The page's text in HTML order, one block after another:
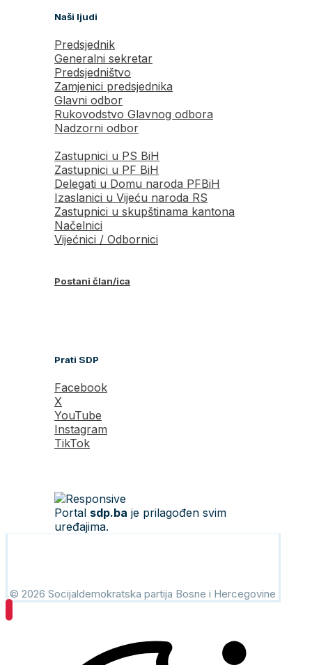
Naši ljudi
Predsjednik
Generalni sekretar
Predsjedništvo
Zamjenici predsjednika
Glavni odbor
Rukovodstvo Glavnog odbora
Nadzorni odbor
Zastupnici u PS BiH
Zastupnici u PF BiH
Delegati u Domu naroda PFBiH
Izaslanici u Vijeću naroda RS
Zastupnici u skupštinama kantona
Načelnici
Vijećnici / Odbornici
Postani član/ica
Prati SDP
Facebook
X
YouTube
Instagram
TikTok
Portal sdp.ba je prilagođen svim
uređajima.
© 2026 Socijaldemokratska partija Bosne i Hercegovine